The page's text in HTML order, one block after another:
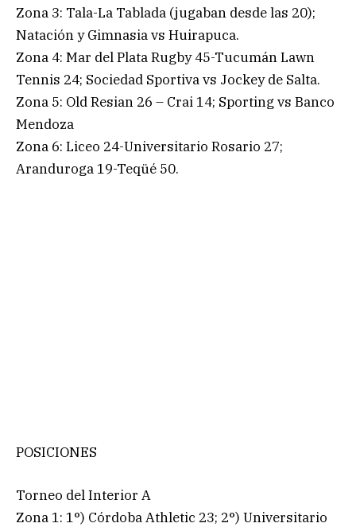
Zona 3: Tala-La Tablada (jugaban desde las 20);
Natación y Gimnasia vs Huirapuca.
Zona 4: Mar del Plata Rugby 45-Tucumán Lawn
Tennis 24; Sociedad Sportiva vs Jockey de Salta.
Zona 5: Old Resian 26 – Crai 14; Sporting vs Banco
Mendoza
Zona 6: Liceo 24-Universitario Rosario 27;
Aranduroga 19-Teqüé 50.
POSICIONES
Torneo del Interior A
Zona 1: 1°) Córdoba Athletic 23; 2°) Universitario